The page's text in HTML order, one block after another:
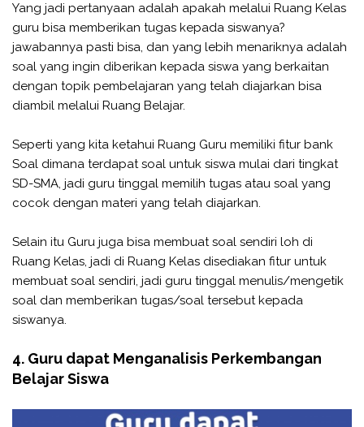
Yang jadi pertanyaan adalah apakah melalui Ruang Kelas
guru bisa memberikan tugas kepada siswanya?
jawabannya pasti bisa, dan yang lebih menariknya adalah
soal yang ingin diberikan kepada siswa yang berkaitan
dengan topik pembelajaran yang telah diajarkan bisa
diambil melalui Ruang Belajar.
Seperti yang kita ketahui Ruang Guru memiliki fitur bank
Soal dimana terdapat soal untuk siswa mulai dari tingkat
SD-SMA, jadi guru tinggal memilih tugas atau soal yang
cocok dengan materi yang telah diajarkan.
Selain itu Guru juga bisa membuat soal sendiri loh di
Ruang Kelas, jadi di Ruang Kelas disediakan fitur untuk
membuat soal sendiri, jadi guru tinggal menulis/mengetik
soal dan memberikan tugas/soal tersebut kepada
siswanya.
4. Guru dapat Menganalisis Perkembangan
Belajar Siswa